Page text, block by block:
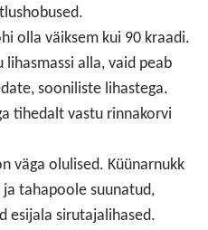
olla väiksem kui 90 kraadi.
alla, vaid peab
sooniliste lihastega.
tihedalt vastu rinnakorvi
väga olulised. Küünarnukk
tahapoole suunatud,
esijala sirutajalihased.